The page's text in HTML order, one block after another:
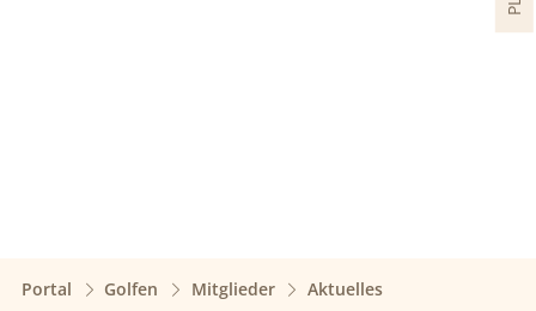
Portal Golfen Mitglieder Aktuelles